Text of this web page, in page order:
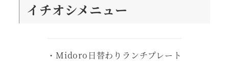
イチオシメニュー
・Midoro日替わりランチプレート